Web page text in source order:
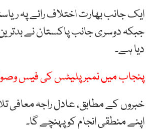
ایک جانب بھارت اختلاف رائے پہ
جبکہ دوسری جانب پاکستان نے
دیا ہے۔
پنجاب میں نمبر پلیٹس کی فیس
خبروں کے مطابق، عادل راجہ معافی
اپنے منطقی انجام کو پہنچے گا۔